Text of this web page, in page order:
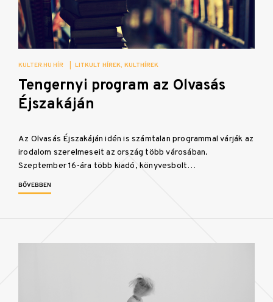
KULTER.HU HÍR LITKULT HÍREK KULTHÍREK
Tengernyi program az Olvasás
Éjszakáján
Az Olvasás Éjszakáján idén is számtalan programmal várják az
irodalom szerelmeseit az ország több városában.
Szeptember 16-ára több kiadó, könyvesbolt…
BŐVEBBEN